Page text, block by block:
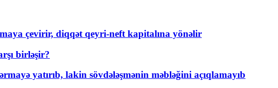
çevirir, diqqət qeyri-neft kapitalına yönəlir
birləşir?
yatırıb, lakin sövdələşmənin məbləğini açıqlamayıb